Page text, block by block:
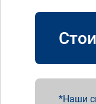
Наши